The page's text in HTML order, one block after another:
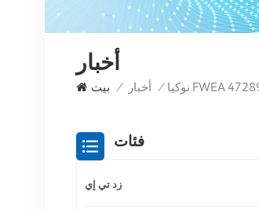
أخبار
بيت / أخبار /
فئات
زد تي إي